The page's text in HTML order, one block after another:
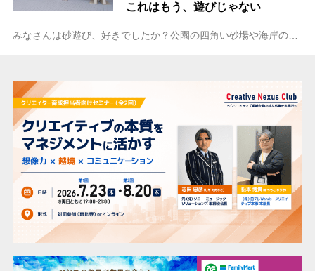
これはもう、遊びじゃない
みなさんは砂遊び、好きでしたか？公園の四角い砂場や海岸の砂浜で、巨大プリンを作ってみたり、砂の城を作ってみたり。 わたしは波打ち際からぐぐっと棒で水脈を作り、砂